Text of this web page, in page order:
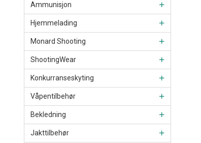
Ammunisjon
Hjemmelading
Monard Shooting
ShootingWear
Konkurranseskyting
Våpentilbehør
Bekledning
Jakttilbehør